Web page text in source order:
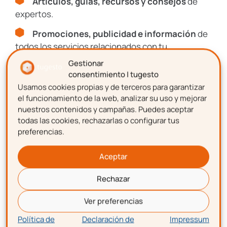
Gestionar
consentimiento | tugesto
Usamos cookies propias y de terceros para garantizar
el funcionamiento de la web, analizar su uso y mejorar
nuestros contenidos y campañas. Puedes aceptar
todas las cookies, rechazarlas o configurar tus
preferencias.
Aceptar
Rechazar
Ver preferencias
Política de
Declaración de
Impressum
Impagos
Consultas
Protección
Datos
I+D+I
expertos.
Promociones, publicidad e informaciónde
todos los servicios relacionados con tu
emprendimiento.
Nombre
Apellidos
Correo electrónico